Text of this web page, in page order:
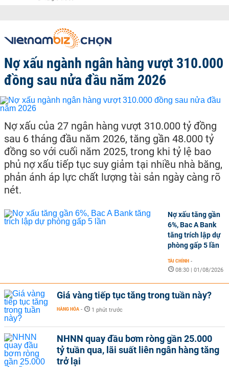
Nợ xấu ngành ngân hàng vượt 310.000
đồng sau nửa đầu năm 2026
Nợ xấu của 27 ngân hàng vượt 310.000 tỷ đồng
sau 6 tháng đầu năm 2026, tăng gần 48.000 tỷ
đồng so với cuối năm 2025, trong khi tỷ lệ bao
phủ nợ xấu tiếp tục suy giảm tại nhiều nhà băng,
phản ánh áp lực chất lượng tài sản ngày càng rõ
nét.
Nợ xấu tăng gần
6%, Bac A Bank
tăng trích lập dự
phòng gấp 5 lần
TÀI CHÍNH -
08:30 | 01/08/2026
Giá vàng tiếp tục tăng trong tuần này?
HÀNG HÓA - 1 phút trước
NHNN quay đầu bơm ròng gần 25.000
tỷ tuần qua, lãi suất liên ngân hàng tăng
trở lại